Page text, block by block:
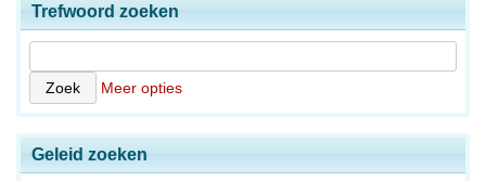
Trefwoord zoeken
Meer opties
Geleid zoeken